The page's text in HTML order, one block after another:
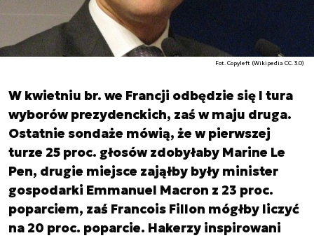
Fot. Copyleft (Wikipedia CC. 3.0)
W kwietniu br. we Francji odbędzie się I tura
wyborów prezydenckich, zaś w maju druga.
Ostatnie sondaże mówią, że w pierwszej
turze 25 proc. głosów zdobyłaby Marine Le
Pen, drugie miejsce zająłby były minister
gospodarki Emmanuel Macron z 23 proc.
poparciem, zaś Francois Fillon mógłby liczyć
na 20 proc. poparcie. Hakerzy inspirowani